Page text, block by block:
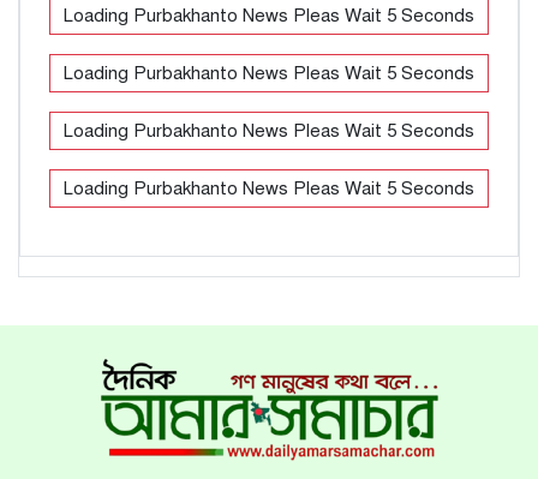
Loading Purbakhanto News Pleas Wait 5 Seconds
Loading Purbakhanto News Pleas Wait 5 Seconds
Loading Purbakhanto News Pleas Wait 5 Seconds
Loading Purbakhanto News Pleas Wait 5 Seconds